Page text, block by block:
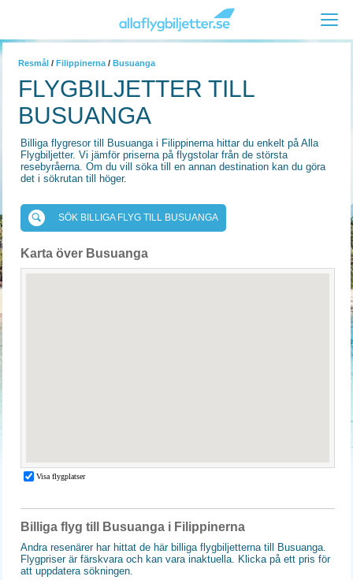
Resmål / Filippinerna / Busuanga
FLYGBILJETTER TILL
BUSUANGA
Billiga flygresor till Busuanga i Filippinerna hittar du enkelt på Alla
Flygbiljetter. Vi jämför priserna på flygstolar från de största
resebyråerna. Om du vill söka till en annan destination kan du göra
det i sökrutan till höger.
SÖK BILLIGA FLYG TILL BUSUANGA
Karta över Busuanga
Billiga flyg till Busuanga i Filippinerna
Andra resenärer har hittat de här billiga flygbiljetterna till Busuanga.
Flygpriser är färskvara och kan vara inaktuella. Klicka på ett pris för
att uppdatera sökningen.